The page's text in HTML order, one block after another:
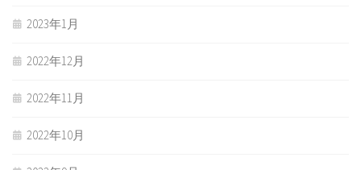
2023年1月
2022年12月
2022年11月
2022年10月